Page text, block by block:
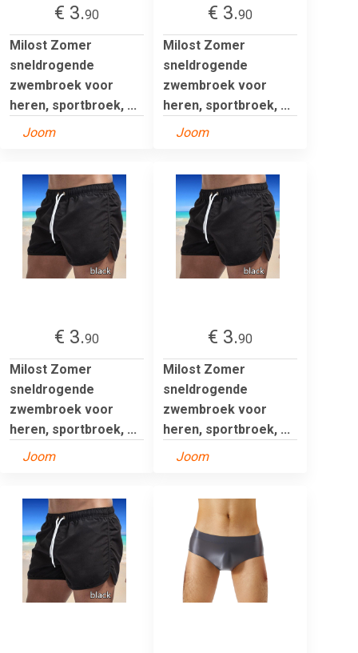
€ 3.90
Milost Zomer
sneldrogende
zwembroek voor
heren, sportbroek, ...
Joom
€ 3.90
Milost Zomer
sneldrogende
zwembroek voor
heren, sportbroek, ...
Joom
€ 3.90
Milost Zomer
sneldrogende
zwembroek voor
heren, sportbroek, ...
Joom
€ 3.90
Milost Zomer
sneldrogende
zwembroek voor
heren, sportbroek, ...
Joom